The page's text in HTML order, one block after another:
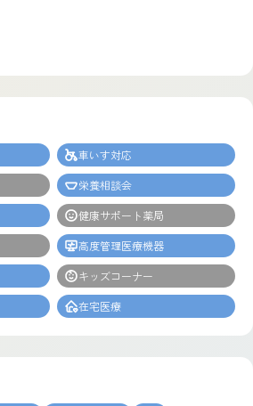
車いす対応
栄養相談会
健康サポート薬局
高度管理医療機器
キッズコーナー
在宅医療